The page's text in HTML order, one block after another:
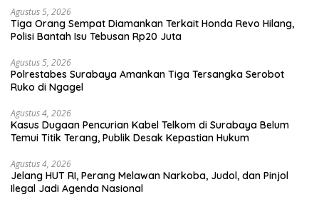
Agustus 5, 2026
Tiga Orang Sempat Diamankan Terkait Honda Revo Hilang,
Polisi Bantah Isu Tebusan Rp20 Juta
Agustus 5, 2026
Polrestabes Surabaya Amankan Tiga Tersangka Serobot
Ruko di Ngagel
Agustus 4, 2026
Kasus Dugaan Pencurian Kabel Telkom di Surabaya Belum
Temui Titik Terang, Publik Desak Kepastian Hukum
Agustus 4, 2026
Jelang HUT RI, Perang Melawan Narkoba, Judol, dan Pinjol
Ilegal Jadi Agenda Nasional